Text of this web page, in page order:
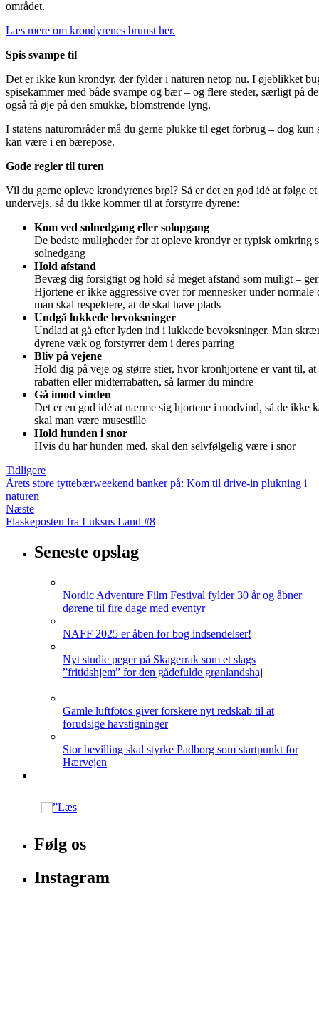
området.
Læs mere om krondyrenes brunst her.
Spis svampe til
Det er ikke kun krondyr, der fylder i naturen netop nu. I øjeblikket
spisekammer med både svampe og bær – og flere steder, særligt på
også få øje på den smukke, blomstrende lyng.
I statens naturområder må du gerne plukke til eget forbrug – dog kun
kan være i en bærepose.
Gode regler til turen
Vil du gerne opleve krondyrenes brøl? Så er det en god idé at følge
undervejs, så du ikke kommer til at forstyrre dyrene:
Kom ved solnedgang eller solopgang
De bedste muligheder for at opleve krondyr er typisk omkring
solnedgang
Hold afstand
Bevæg dig forsigtigt og hold så meget afstand som muligt –
Hjortene er ikke aggressive over for mennesker under normale
man skal respektere, at de skal have plads
Undgå lukkede bevoksninger
Undlad at gå efter lyden ind i lukkede bevoksninger. Man
dyrene væk og forstyrrer dem i deres parring
Bliv på vejene
Hold dig på veje og større stier, hvorkronhjortene er vant til,
rabatten eller midterrabatten, så larmer du mindre
Gå imod vinden
Det er en god idé at nærme sig hjortene i modvind, så de ikke
skal man være musestille
Hold hunden i snor
Hvis du har hunden med, skal den selvfølgelig være i snor
Tidligere
Årets store tyttebærweekend banker på: Kom til drive-in plukning i
naturen
Næste
Flaskeposten fra Luksus Land #8
Seneste opslag
Nordic Adventure Film Festival fylder 30 år og åbner
dørene til fire dage med eventyr
NAFF 2025 er åben for bog indsendelser!
Nyt studie peger på Skagerrak som et slags
”fritidshjem” for den gådefulde grønlandshaj
Gamle luftfotos giver forskere nyt redskab til at
forudsige havstigninger
Stor bevilling skal styrke Padborg som startpunkt for
Hærvejen
Følg os
Instagram